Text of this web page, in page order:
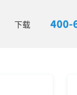
下载